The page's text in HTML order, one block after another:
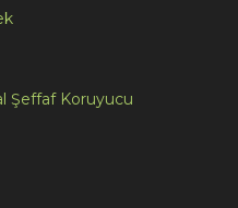
Şeffaf Koruyucu